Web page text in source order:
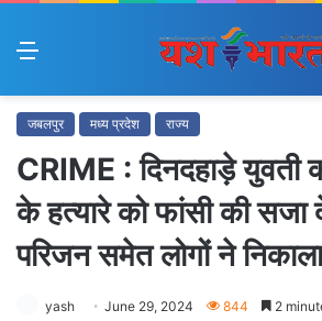
Menu
जबलपुर मध्य प्रदेश राज्य
CRIME : दिनदहाड़े युवती
के हत्यारे को फांसी की सजा
परिजन समेत लोगों ने
yash June 29, 2024 844 2